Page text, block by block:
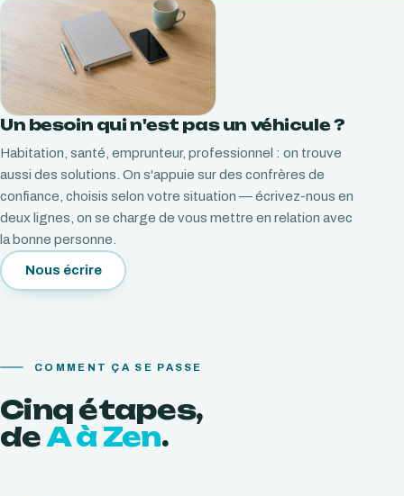
Un besoin qui n'est pas un véhicule ?
Habitation, santé, emprunteur, professionnel : on trouve
aussi des solutions. On s'appuie sur des confrères de
confiance, choisis selon votre situation — écrivez-nous en
deux lignes, on se charge de vous mettre en relation avec
la bonne personne.
Nous écrire
COMMENT ÇA SE PASSE
Cinqétapes,
deA à Zen.